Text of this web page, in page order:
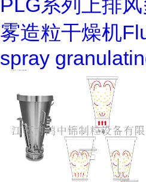
PLG系列上排
雾造粒干燥机
spray